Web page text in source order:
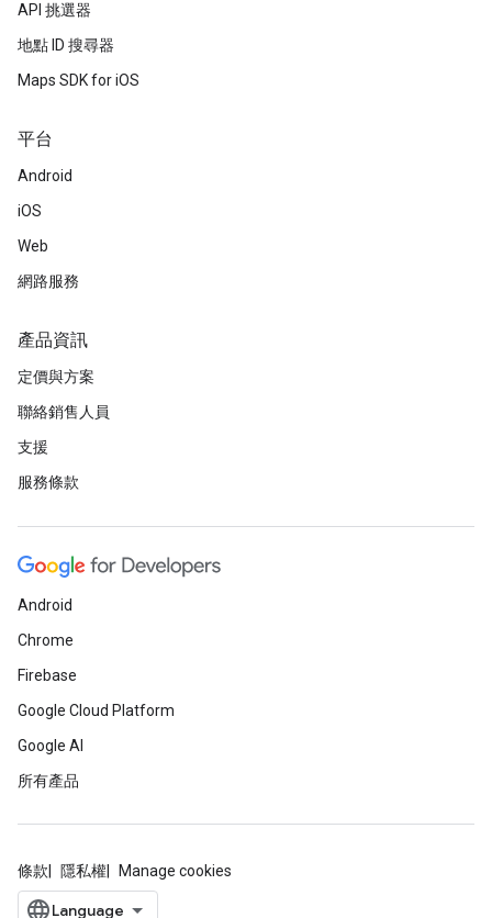
API 挑選器
地點 ID 搜尋器
Maps SDK for iOS
平台
Android
iOS
Web
網路服務
產品資訊
定價與方案
聯絡銷售人員
支援
服務條款
Android
Chrome
Firebase
Google Cloud Platform
Google AI
所有產品
條款 隱私權 Manage cookies